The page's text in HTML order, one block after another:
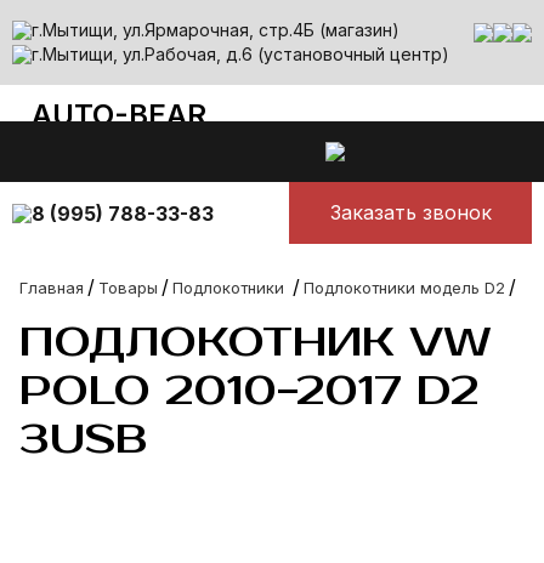
г.Мытищи, ул.Ярмарочная, стр.4Б (магазин)
г.Мытищи, ул.Рабочая, д.6 (установочный центр)
AUTO-BEAR
auto-bear@yandex.ru
8 (995) 788-33-83 Заказать звонок
Главная / Товары /Подлокотники /Подлокотники модель D2 /
ПОДЛОКОТНИК VW
POLO 2010-2017 D2
3USB